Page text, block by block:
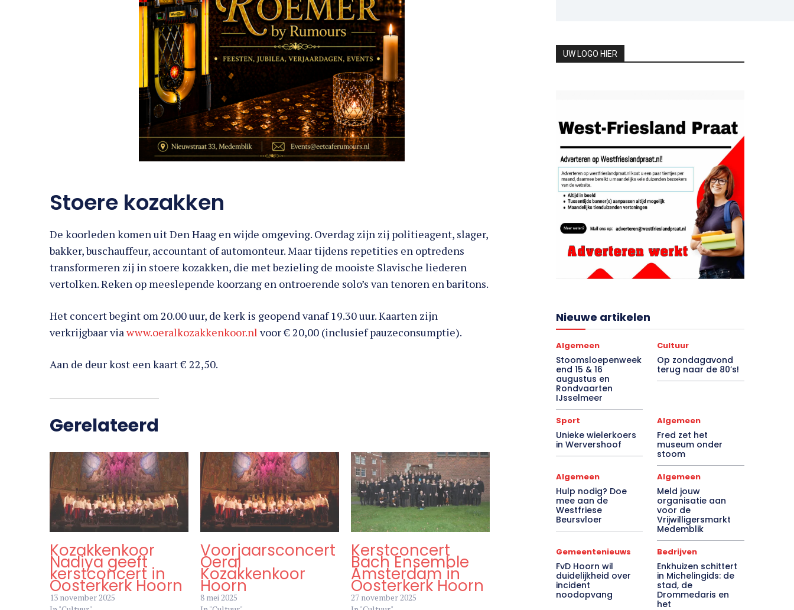
Stoere kozakken
De koorleden komen uit Den Haag en wijde omgeving. Overdag zijn zij politieagent, slager,
bakker, buschauffeur, accountant of automonteur. Maar tijdens repetities en optredens
transformeren zij in stoere kozakken, die met bezieling de mooiste Slavische liederen
Het concert begint om 20.00 uur, de kerk is geopend vanaf 19.30 uur. Kaarten zijn
Kozakkenkoor
Nadiya geeft
kerstconcert in
Oosterkerk Hoorn
Voorjaarsconcert
Oeral
Kozakkenkoor
Hoorn
Kerstconcert
Bach Ensemble
Amsterdam in
Oosterkerk Hoorn
UW LOGO HIER
Nieuwe artikelen
Algemeen
Stoomsloepenweek
end 15 & 16
augustus en
Rondvaarten
IJsselmeer
Cultuur
Op zondagavond
terug naar de 80’s!
Sport
Unieke wielerkoers
in Wervershoof
Algemeen
Fred zet het
museum onder
stoom
Algemeen
Hulp nodig? Doe
mee aan de
Westfriese
Beursvloer
Algemeen
Meld jouw
organisatie aan
voor de
Vrijwilligersmarkt
Medemblik
Gemeentenieuws
FvD Hoorn wil
duidelijkheid over
incident
noodopvang
Bedrijven
Enkhuizen schittert
in Michelingids: de
stad, de
Drommedaris en
het